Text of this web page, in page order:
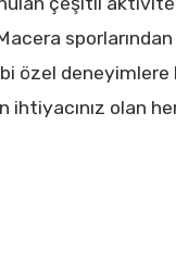
özel
ihtiyacınız olan